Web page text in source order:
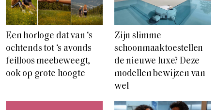
Een horloge dat van ‘s
ochtends tot ‘s avonds
feilloos meebeweegt,
ook op grote hoogte
Zijn slimme
schoonmaaktoestellen
de nieuwe luxe? Deze
modellen bewijzen van
wel